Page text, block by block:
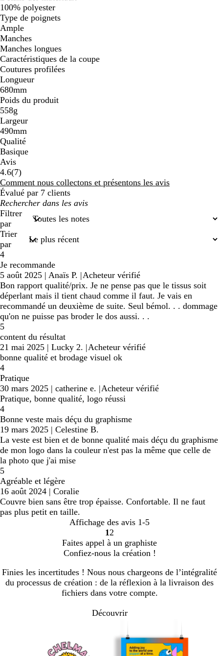
100% polyester
Type de poignets
Ample
Manches
Manches longues
Caractéristiques de la coupe
Coutures profilées
Longueur
680mm
Poids du produit
558g
Largeur
490mm
Qualité
Basique
Avis
4.6(77
avis
)
Comment nous collectons et présentons les avis
Évalué par 7 clients
Mes
recherches
saisies
Filtrer
par
Trier
par
4
Je recommande
5 août 2025 | Anaïs P. |Acheteur vérifié
Bon rapport qualité/prix. Je ne pense pas que le tissus soit
déperlant mais il tient chaud comme il faut. Je vais en
recommandé un deuxième de suite. Seul bémol. . . dommage
qu'on ne puisse pas broder le dos aussi. . .
5
content du résultat
21 mai 2025 | Lucky 2. |Acheteur vérifié
bonne qualité et brodage visuel ok
4
Pratique
30 mars 2025 | catherine e. |Acheteur vérifié
Pratique, bonne qualité, logo réussi
4
Bonne veste mais déçu du graphisme
19 mars 2025 | Celestine B.
La veste est bien et de bonne qualité mais déçu du graphisme
de mon logo dans la couleur n'est pas la même que celle de
la photo que j'ai mise
5
Agréable et légère
16 août 2024 | Coralie
Couvre bien sans être trop épaisse. Confortable. Il ne faut
pas plus petit en taille.
Affichage des avis 1-5
Accéder
à
la
1 Accéder
à
la
2
Faites appel à un graphiste
Confiez-nous la création !
Finies les incertitudes ! Nous nous chargeons de l’intégralité
du processus de création : de la réflexion à la livraison des
fichiers dans votre compte.
Découvrir